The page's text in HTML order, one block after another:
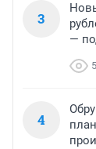
3
—
4